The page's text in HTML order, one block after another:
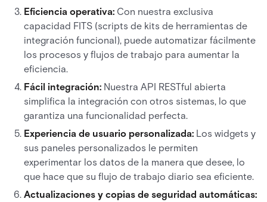
Eficiencia operativa: Con nuestra exclusiva
capacidad FITS (scripts de kits de herramientas de
integración funcional), puede automatizar fácilmente
los procesos y flujos de trabajo para aumentar la
eficiencia.
Fácil integración: Nuestra API RESTful abierta
simplifica la integración con otros sistemas, lo que
garantiza una funcionalidad perfecta.
Experiencia de usuario personalizada: Los widgets y
sus paneles personalizados le permiten
experimentar los datos de la manera que desee, lo
que hace que su flujo de trabajo diario sea eficiente.
Actualizaciones y copias de seguridad automáticas: